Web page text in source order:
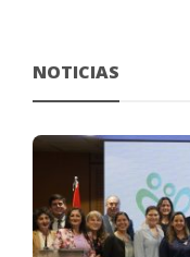
NOTICIAS